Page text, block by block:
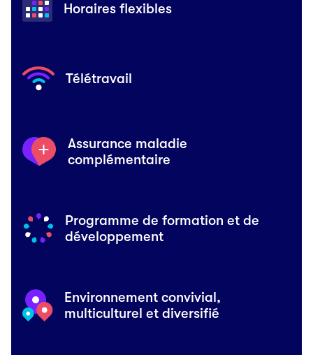
Horaires flexibles
Télétravail
Assurance maladie
complémentaire
Programme de formation et de
développement
Environnement convivial,
multiculturel et diversifié